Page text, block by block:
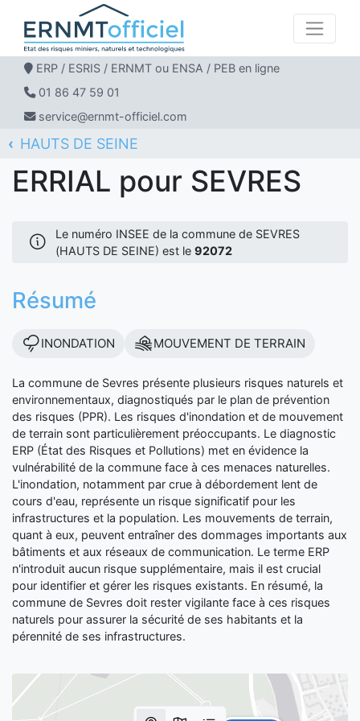
ERP / ESRIS / ERNMT ou ENSA / PEB en ligne
01 86 47 59 01
service@ernmt-officiel.com
ERNMT Officiel
ERRIAL
HAUTS DE SEINE
SEVRES
ERRIAL pour SEVRES
Le numéro INSEE de la commune de SEVRES
(HAUTS DE SEINE) est le 92072
Résumé
INONDATION MOUVEMENT DE TERRAIN
La commune de Sevres présente plusieurs risques naturels et
environnementaux, diagnostiqués par le plan de prévention
des risques (PPR). Les risques d'inondation et de mouvement
de terrain sont particulièrement préoccupants. Le diagnostic
ERP (État des Risques et Pollutions) met en évidence la
vulnérabilité de la commune face à ces menaces naturelles.
L'inondation, notamment par crue à débordement lent de
cours d'eau, représente un risque significatif pour les
infrastructures et la population. Les mouvements de terrain,
quant à eux, peuvent entraîner des dommages importants aux
bâtiments et aux réseaux de communication. Le terme ERP
n'introduit aucun risque supplémentaire, mais il est crucial
pour identifier et gérer les risques existants. En résumé, la
commune de Sevres doit rester vigilante face à ces risques
naturels pour assurer la sécurité de ses habitants et la
pérennité de ses infrastructures.